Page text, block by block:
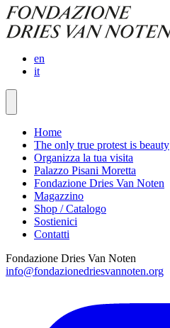
en
it
Home
The only true protest is beauty
Organizza la tua visita
Palazzo Pisani Moretta
Fondazione Dries Van Noten
Magazzino
Shop / Catalogo
Sostienici
Contatti
Fondazione Dries Van Noten
info@fondazionedriesvannoten.org